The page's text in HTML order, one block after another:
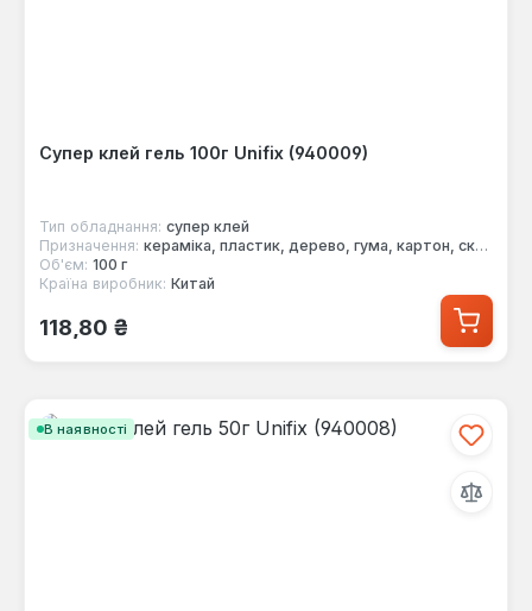
Супер клей гель 100г Unifix (940009)
Тип обладнання: супер клей
Призначення: кераміка, пластик, дерево, гума, картон, скло, шкіра, папір
Об'єм: 100 г
Країна виробник: Китай
Звичайна ціна:
118,80 ₴
В наявності